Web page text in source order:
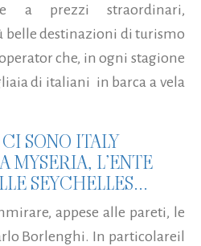
a prezzi straordinari,
belle destinazioni di turismo
che, in ogni stagione
di italiani in barca a vela
SONO ITALY
MYSERIA, L’ENTE
SEYCHELLES...
appese alle pareti, le
Borlenghi. In particolareil